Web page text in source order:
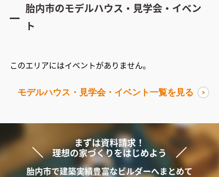
胎内市のモデルハウス・見学会・イベン
ト
このエリアにはイベントがありません。
モデルハウス・見学会・イベント一覧を見る
まずは資料請求！
理想の家づくりをはじめよう
胎内市で建築実績豊富な ビルダーへまとめて